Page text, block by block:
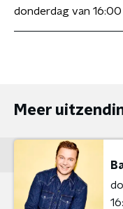
donderdag van
Meer